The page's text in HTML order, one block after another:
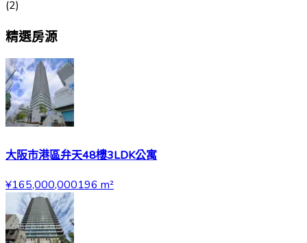
(2)
精選房源
大阪市港區弁天48樓3LDK公寓
¥165,000,000196 m²